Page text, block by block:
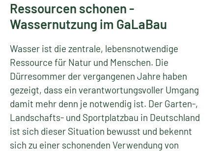
Ressourcen schonen -
Wassernutzung im GaLaBau
Wasser ist die zentrale, lebensnotwendige
Ressource für Natur und Menschen. Die
Dürresommer der vergangenen Jahre haben
gezeigt, dass ein verantwortungsvoller Umgang
damit mehr denn je notwendig ist. Der Garten-,
Landschafts- und Sportplatzbau in Deutschland
ist sich dieser Situation bewusst und bekennt
sich zu einer schonenden Verwendung von